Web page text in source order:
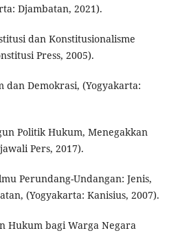
Djambatan, 2021).
dan Konstitusionalisme
Press, 2005).
dan Demokrasi, (Yogyakarta:
Politik Hukum, Menegakkan
Pers, 2017).
Perundang-Undangan: Jenis,
(Yogyakarta: Kanisius, 2007).
Hukum bagi Warga Negara